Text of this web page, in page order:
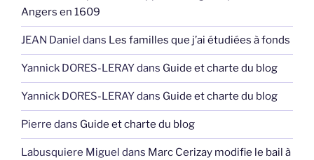
Angers en 1609
JEAN Daniel dans Les familles que j’ai étudiées à fonds
Yannick DORES-LERAYdans Guide et charte du blog
Yannick DORES-LERAYdans Guide et charte du blog
Pierre dans Guide et charte du blog
Labusquiere Miguel dans Marc Cerizay modifie le bail à